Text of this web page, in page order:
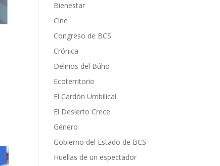
Bienestar
Cine
Congreso de BCS
Crónica
Delirios del Búho
Ecoterritorio
El Cardón Umbilical
El Desierto Crece
Género
Gobierno del Estado de BCS
Huellas de un espectador